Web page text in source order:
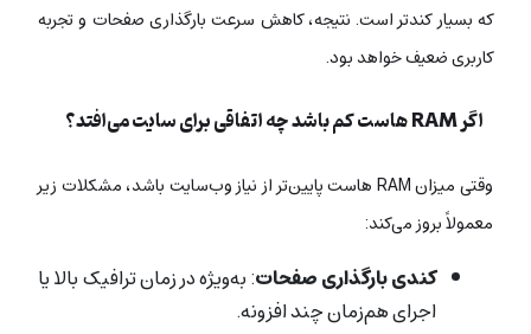
که بسیار کندتر است. نتیجه، کاهش سرعت بارگذاری صفحات و تجربه
کاربری ضعیف خواهد بود.
اگر RAM هاست کم باشد چه اتفاقی برای سایت می‌افتد؟
وقتی میزان RAM هاست پایین‌تر از نیاز وب‌سایت باشد، مشکلات زیر
معمولاً بروز می‌کند:
کندی بارگذاری صفحات: به‌ویژه در زمان ترافیک بالا یا
اجرای هم‌زمان چند افزونه.